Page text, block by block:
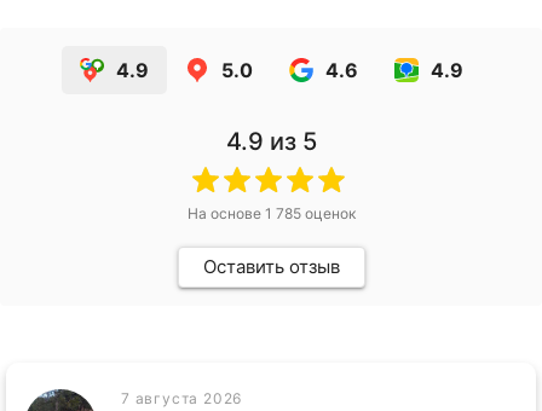
4.9 5.0 4.6 4.9
4.9 из 5
На основе 1 785оценок
Оставить отзыв
7 августа 2026